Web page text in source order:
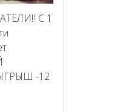
С 1
-12